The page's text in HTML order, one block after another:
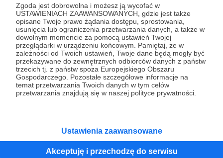
Zgoda jest dobrowolna i możesz ją wycofać w
USTAWIENIACH ZAAWANSOWANYCH, gdzie jest także
opisane Twoje prawo żądania dostępu, sprostowania,
usunięcia lub ograniczenia przetwarzania danych, a także w
dowolnym momencie za pomocą ustawień Twojej
przeglądarki w urządzeniu końcowym. Pamiętaj, że w
zależności od Twoich ustawień, Twoje dane będą mogły być
przekazywane do zewnętrznych odbiorców danych z państw
trzecich tj. z państw spoza Europejskiego Obszaru
Gospodarczego. Pozostałe szczegółowe informacje na
temat przetwarzania Twoich danych w tym celów
przetwarzania znajdują się w naszej polityce prywatności.
Ustawienia zaawansowane
Akceptuję i przechodzę do serwisu
Wesprzyj działalność AutoraTravelfanPLjuż teraz!
Zostań Patronem
Kwadrans Na Angielski